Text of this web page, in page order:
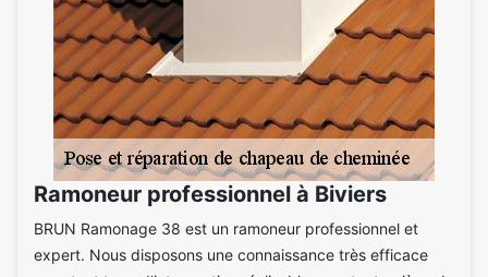
Ramoneur professionnel à Biviers
BRUN Ramonage 38 est un ramoneur professionnel et
expert. Nous disposons une connaissance très efficace